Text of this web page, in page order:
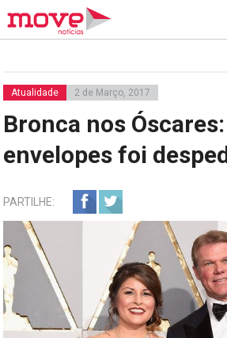
Atualidade 2 de Março, 2017
Bronca nos
envelopes foi
PARTILHE: